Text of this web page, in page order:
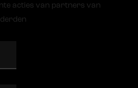
acties van partners van